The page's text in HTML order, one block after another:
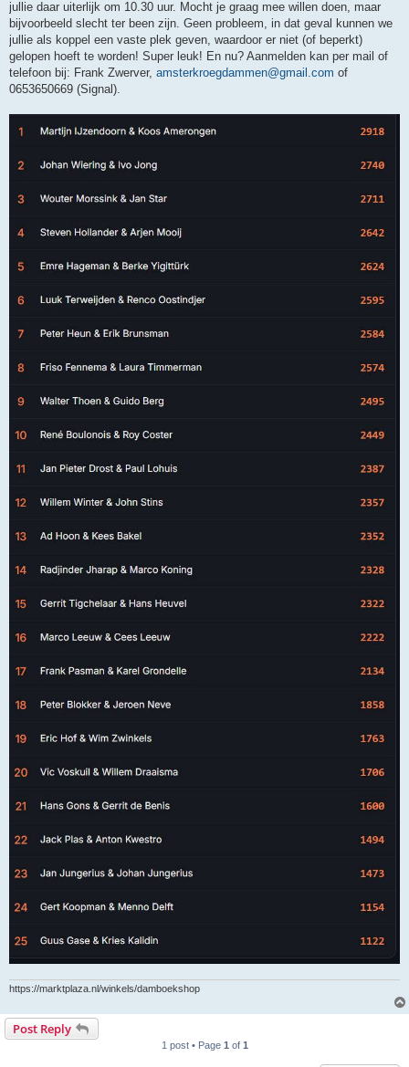
jullie daar uiterlijk om 10.30 uur. Mocht je graag mee willen doen, maar
bijvoorbeeld slecht ter been zijn. Geen probleem, in dat geval kunnen we
jullie als koppel een vaste plek geven, waardoor er niet (of beperkt)
gelopen hoeft te worden! Super leuk! En nu? Aanmelden kan per mail of
telefoon bij: Frank Zwerver, amsterkroegdammen@gmail.com of
0653650669 (Signal).
https://marktplaza.nl/winkels/damboekshop
Post Reply
1 post • Page 1 of 1